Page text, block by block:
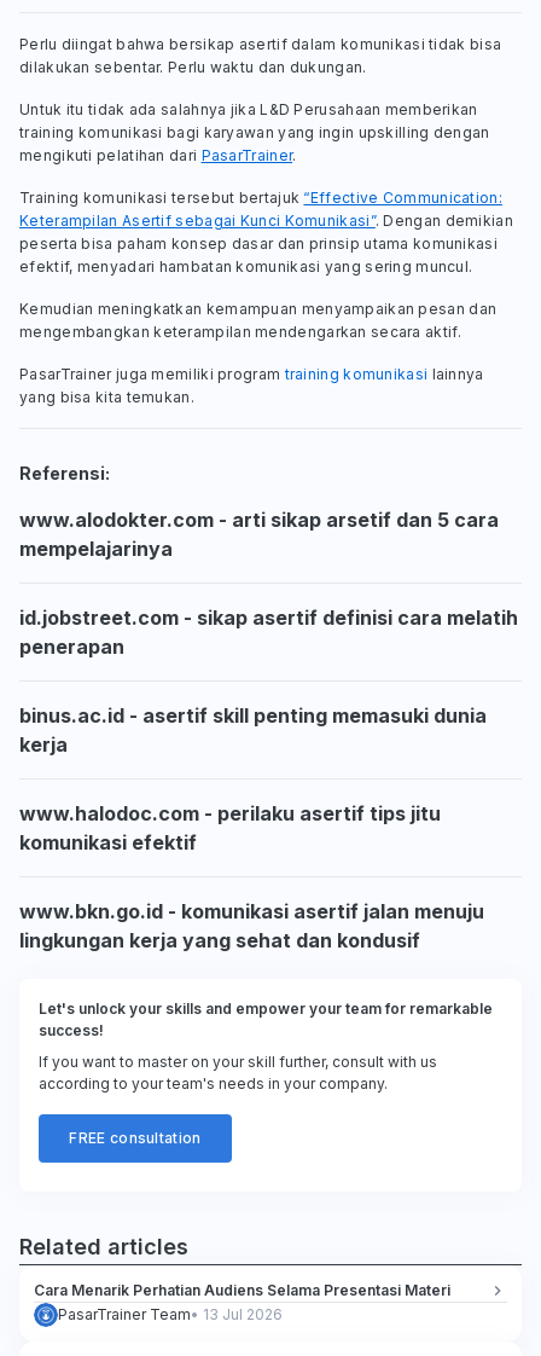
Perlu diingat bahwa bersikap asertif dalam komunikasi tidak bisa
dilakukan sebentar. Perlu waktu dan dukungan.
Untuk itu tidak ada salahnya jika L&D Perusahaan memberikan
training komunikasi bagi karyawan yang ingin upskilling dengan
mengikuti pelatihan dari PasarTrainer.
Training komunikasi tersebut bertajuk “Effective Communication:
Keterampilan Asertif sebagai Kunci Komunikasi”. Dengan demikian
peserta bisa paham konsep dasar dan prinsip utama komunikasi
efektif, menyadari hambatan komunikasi yang sering muncul.
Kemudian meningkatkan kemampuan menyampaikan pesan dan
mengembangkan keterampilan mendengarkan secara aktif.
PasarTrainer juga memiliki programtraining komunikasi lainnya
yang bisa kita temukan.
Referensi:
www.alodokter.com - arti sikap arsetif dan 5 cara
mempelajarinya
id.jobstreet.com - sikap asertif definisi cara melatih
penerapan
binus.ac.id - asertif skill penting memasuki dunia
kerja
www.halodoc.com - perilaku asertif tips jitu
komunikasi efektif
www.bkn.go.id - komunikasi asertif jalan menuju
lingkungan kerja yang sehat dan kondusif
Let's unlock your skills and empower your team for remarkable
success!
If you want to master on your skill further, consult with us
according to your team's needs in your company.
FREE consultation
Related articles
Cara Menarik Perhatian Audiens Selama Presentasi Materi
PasarTrainer Team• 13 Jul 2026